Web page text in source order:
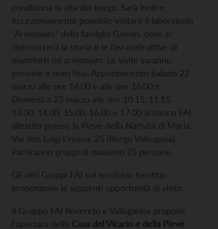
condiziona la vita del borgo. Sarà inoltre
eccezionalmente possibile visitare il laboratorio
“Armonium” della famiglia Galvan, dove si
ripercorrerà la storia e le fasi costruttive di
pianoforti ed armonium. Le visite saranno
previste a orari fissi. Appuntamento Sabato 22
marzo alle ore 14.00 e alle ore 16.00 e
Domenica 23 marzo alle ore 10.15, 11.15,
13.00, 14.00, 15.00, 16.00 e 17.00 al banco FAI
allestito presso la Pieve della Natività di Maria,
Via don Luigi Limana, 25 (Borgo Valsugana).
Partiranno gruppi di massimo 25 persone.
Gli altri Gruppi FAI sul territorio trentino
propongono le seguenti opportunità di visita:
Il Gruppo FAI Rovereto e Vallagarina propone
l’apertura della Casa del Vicario e della Pieve